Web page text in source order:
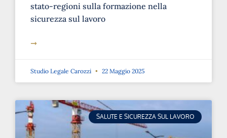
stato-regioni sulla formazione nella
sicurezza sul lavoro
➞
Studio Legale Carozzi 22 Maggio 2025
SALUTE E SICUREZZA SUL LAVORO